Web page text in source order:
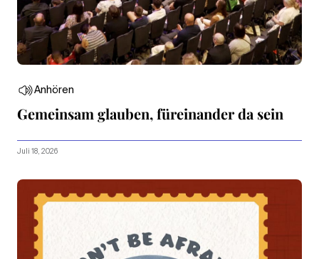
Anhören
Gemeinsam glauben, füreinander da sein
Juli 18, 2026